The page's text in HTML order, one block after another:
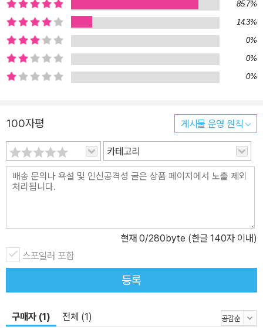
들이 이른 시기부터 명시를 ‘입으로’ 읽고, ‘손으로’ 쓰고, ‘머리로’ 생
각하며 암송하게 함으로써 우리 시와 정서에 익숙해질 뿐만 아니라
두뇌발달, 어휘력, 은유력, 독해력, 문장력, 발표력을 길러주는 책이
다. 독서전문가 고영성, 시인 조기영, 두 아빠가 아이들을 위해 뭉치
다! 두 아이의 아빠인 저자 고영성은 2017년 우리 아이들의 올바른
독서교육의 필요성을 절감하고 『우리아이 낭독혁명』을 출간하여 종
한 후 한 달 동안 2천 명이 넘는 학부모들을 강연에서 만났는데, 부모
님들의 관심을 가장 끈 것이 바로 ‘아이와 함께하는 시 낭독’이었다.
당시 저자 고영성은 실제로 8세 딸과 함께 시 낭독을 하고 있었다. 처
음에는 아이가 생소해했지만, 이윽고 온 가족이 시 낭독을 즐기게 되
었고, 어휘력, 은유력, 독해력, 문장력, 발표력 등 교육의 효과를 톡톡
1. 생각의 깊이를 키우는 은유의 힘 시는 ‘은유’ 덩어리이다. ‘언어’가
생각을 탄생하게 하는 토양이라면, ‘은유’는 생각의 나무가 튼튼하게
자라는 ‘뿌리’와 같다. 생각의 뿌리인 은유를 튼튼하고 풍성하게 만들
수 있는 가장 강력한 방법은 은유적 언어로 점철되어 있는 ‘시’를 낭독
고 깊어진다. 2. 유창성을 통한 독서력 상승 스탠포드대학의 코니 주
85.7%
14.3%
0%
0%
0%
100자평 게시물 운영 원칙
카테고리
현재 0/280byte (한글 140자 이내)
스포일러 포함
등록
구매자 (1) 전체 (1)